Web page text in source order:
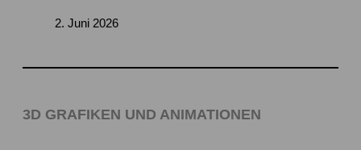
2. Juni 2026
3D GRAFIKEN UND ANIMATIONEN